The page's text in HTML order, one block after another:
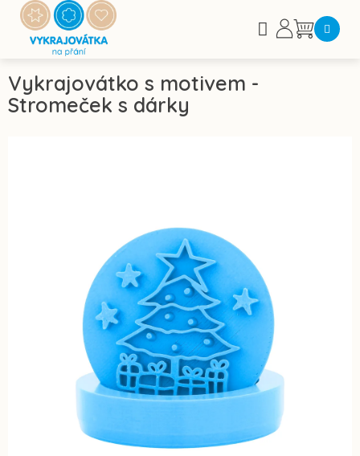
Přejít
obsah
Nákupní
Vykrajovátko s motivem -
Stromeček s dárky